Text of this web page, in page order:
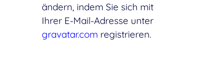
ändern, indem Sie sich mit
Ihrer E-Mail-Adresse unter
gravatar.com registrieren.